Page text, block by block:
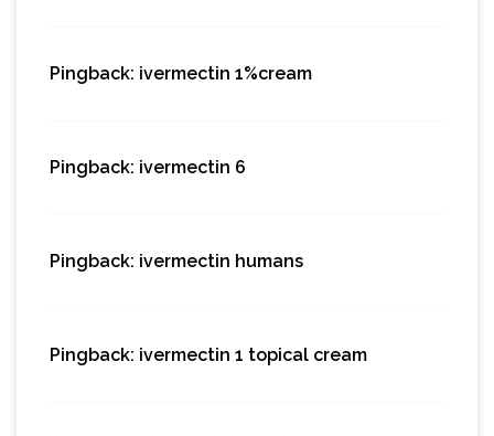
Pingback: ivermectin 1%cream
Pingback: ivermectin 6
Pingback: ivermectin humans
Pingback: ivermectin 1 topical cream